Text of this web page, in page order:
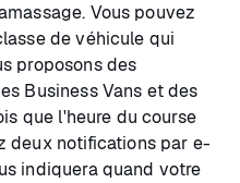
Vous pouvez
de véhicule qui
proposons des
Business Vans et des
que l'heure du course
deux notifications par e-
indiquera quand votre